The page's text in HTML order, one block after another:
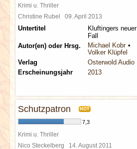
Krimi u. Thriller
Christine Rubel 09. April 2013
Untertitel
Kluftingers neuer
Fall
Autor(en) oder Hrsg.
Michael Kobr
Volker Klüpfel
Verlag
Osterwold Audio
Erscheinungsjahr
2013
Schutzpatron HOT
7,3
Krimi u. Thriller
Nico Steckelberg 14. August 2011